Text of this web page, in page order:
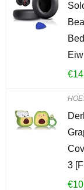
€
3
€